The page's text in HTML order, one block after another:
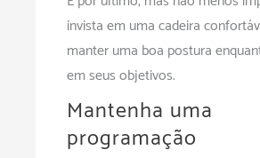
invista em uma cadeira
manter uma boa postura
em seus objetivos.
Mantenha uma
programação